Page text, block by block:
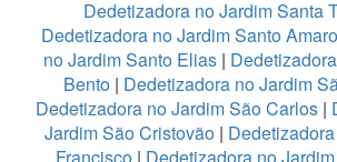
Dedetizadora no Jardim Santa
Dedetizadora no Jardim Santo Amaro
no Jardim Santo Elias|
Bento| Dedetizadora no Jardim
Dedetizadora no Jardim São Carlos |
Jardim São Cristovão |
Francisco | Dedetizadora no